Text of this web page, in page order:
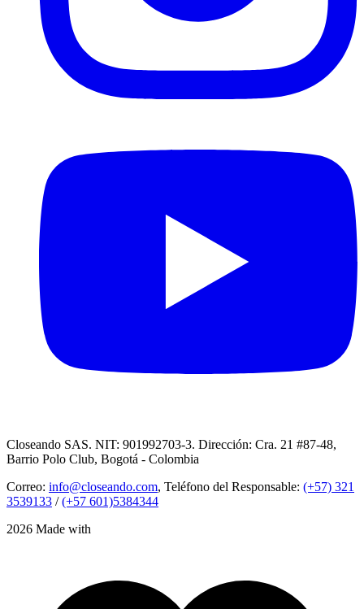
Closeando SAS. NIT: 901992703-3. Dirección: Cra. 21 #87-48,
Barrio Polo Club, Bogotá - Colombia
Correo: info@closeando.com, Teléfono del Responsable: (+57) 321
3539133 /(+57 601)5384344
2026 Made with